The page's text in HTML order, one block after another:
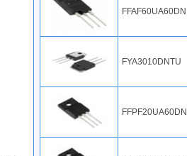
FFAF60UA60DN
FYA3010DNTU
FFPF20UA60DN